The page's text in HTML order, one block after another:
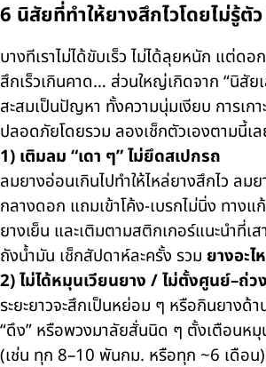
6 นิสัยที่ทำให้ยางสึกไวโดยไม่รู้ตั
บางทีเราไม่ได้ขับเร็ว ไม่ได้ลุยหนัก แต่ดอก
สึกเร็วเกินคาด… ส่วนใหญ่เกิดจาก “นิสัย
สะสมเป็นปัญหา ทั้งความนุ่มเงียบ การเก
ปลอดภัยโดยรวม ลองเช็กตัวเองตามนี้เ
1) เติมลม “เดา ๆ” ไม่ยึดสเปกรถ
ลมยางอ่อนเกินไปทำให้ไหล่ยางสึกไว ลม
กลางดอก แถมเข้าโค้ง-เบรกไม่นิ่ง ทาง
ยางเย็น และเติมตามสติกเกอร์แนะนำที่เ
ถังน้ำมัน เช็กสัปดาห์ละครั้ง รวม ยางอะไ
2) ไม่ได้หมุนเวียนยาง / ไม่ตั้งศูนย์–ถ่ว
ระยะยาวจะสึกเป็นหย่อม ๆ หรือกินยางด้า
“ดึง” หรือพวงมาลัยสั่นนิด ๆ ตั้งเตือนหมุ
(เช่น ทุก 8–10 พันกม. หรือทุก ~6 เดือน